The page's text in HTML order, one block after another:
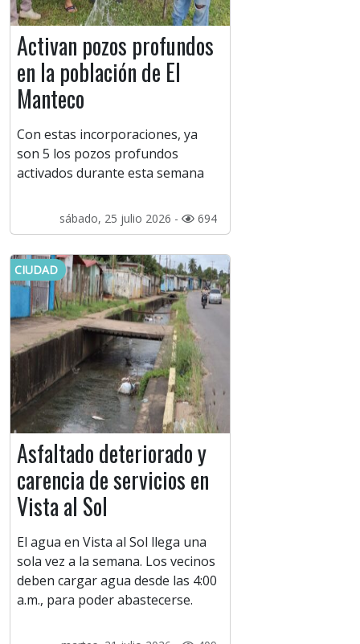
Activan pozos profundos
en la población de El
Manteco
Con estas incorporaciones, ya
son 5 los pozos profundos
activados durante esta semana
sábado, 25 julio 2026 - 694
CIUDAD
Asfaltado deteriorado y
carencia de servicios en
Vista al Sol
El agua en Vista al Sol llega una
sola vez a la semana. Los vecinos
deben cargar agua desde las 4:00
a.m., para poder abastecerse.